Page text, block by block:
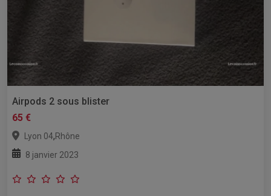
Airpods 2 sous blister
65 €
Lyon 04,Rhône
8 janvier 2023